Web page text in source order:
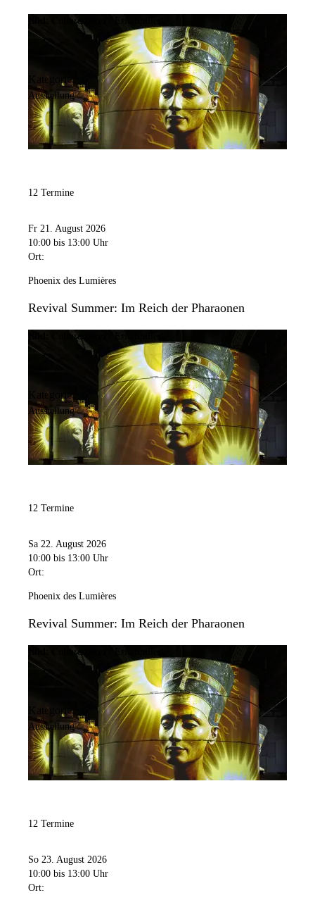
Culturespaces / Eric Spiller
Kategorie:
Ausstellung
12 Termine
Fr 21. August 2026
10:00 bis 13:00 Uhr
Ort:
Phoenix des Lumières
Revival Summer: Im Reich der Pharaonen
Culturespaces / Eric Spiller
Kategorie:
Ausstellung
12 Termine
Sa 22. August 2026
10:00 bis 13:00 Uhr
Ort:
Phoenix des Lumières
Revival Summer: Im Reich der Pharaonen
Culturespaces / Eric Spiller
Kategorie:
Ausstellung
12 Termine
So 23. August 2026
10:00 bis 13:00 Uhr
Ort: